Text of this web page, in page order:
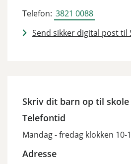
Telefon: 3821 0088
Send sikker digital post til
Skriv dit barn op til skole
Telefontid
Mandag - fredag klokken 10-
Adresse